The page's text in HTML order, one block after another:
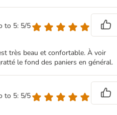
to 5: 5/5
très beau et confortable. À voir
le fond des paniers en général.
to 5: 5/5